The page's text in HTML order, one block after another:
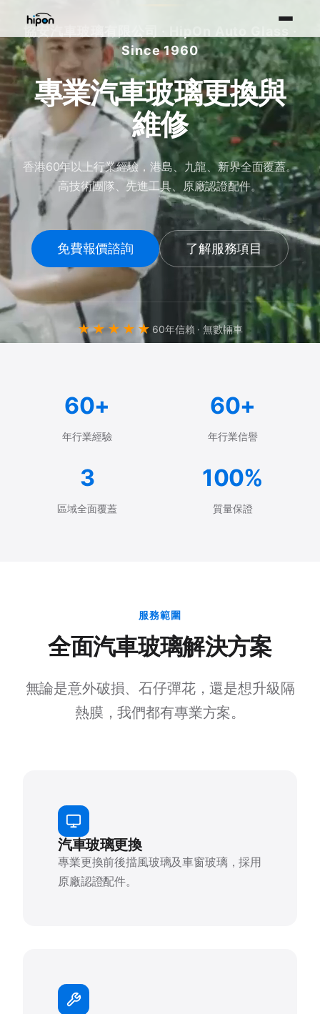
協安汽車玻璃有限公司 · HipOn Auto Glass ·
Since 1960
專業汽車玻璃更換與
維修
香港60年以上行業經驗，港島、九龍、新界全面覆蓋。
高技術團隊、先進工具、原廠認證配件。
免費報價諮詢 了解服務項目
★★★★★ 60年信賴 · 無數輛車
60+
年行業經驗
60+
年行業信譽
3
區域全面覆蓋
100%
質量保證
服務範圍
全面汽車玻璃解決方案
無論是意外破損、石仔彈花，還是想升級隔
熱膜，我們都有專業方案。
汽車玻璃更換
專業更換前後擋風玻璃及車窗玻璃，採用
原廠認證配件。